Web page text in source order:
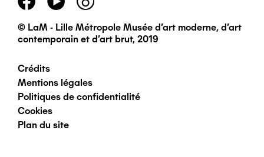
principal
© LaM - Lille Métropole Musée d'art moderne, d'art
contemporain et d'art brut, 2019
Pied
de
page
Crédits
Mentions légales
Politiques de confidentialité
Cookies
Plan du site